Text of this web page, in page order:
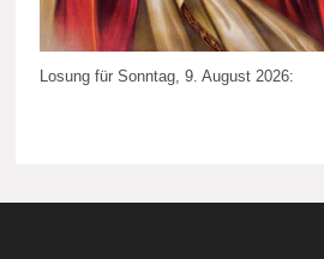
Losung für Sonntag, 9. August 2026: